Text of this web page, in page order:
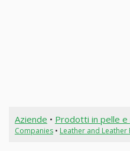
Aziende • Prodotti in pelle e
Companies• Leather and Leather